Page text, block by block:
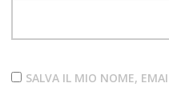
SALVA IL MIO NOME,